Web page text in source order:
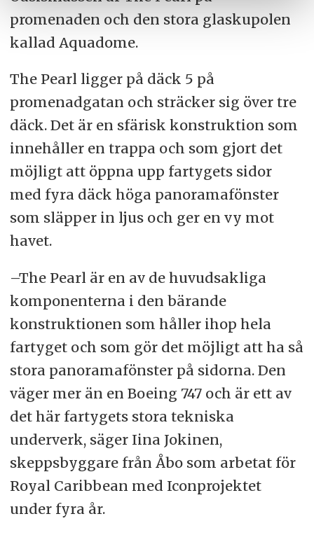
promenaden och den stora glaskupolen
kallad Aquadome.
The Pearl ligger på däck 5 på
promenadgatan och sträcker sig över tre
däck. Det är en sfärisk konstruktion som
innehåller en trappa och som gjort det
möjligt att öppna upp fartygets sidor
med fyra däck höga panoramafönster
som släpper in ljus och ger en vy mot
havet.
–The Pearl är en av de huvudsakliga
komponenterna i den bärande
konstruktionen som håller ihop hela
fartyget och som gör det möjligt att ha så
stora panoramafönster på sidorna. Den
väger mer än en Boeing 747 och är ett av
det här fartygets stora tekniska
underverk, säger Iina Jokinen,
skeppsbyggare från Åbo som arbetat för
Royal Caribbean med Iconprojektet
under fyra år.